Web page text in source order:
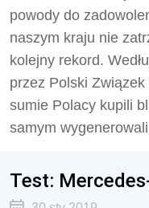
powody do
naszym kraju nie
kolejny rekord.
przez Polski
sumie Polacy kupili
samym
Test: